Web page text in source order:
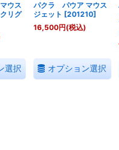
ウス
リグ
選択
パクラ パウア マウス
ジェット [201210]
16,500円(税込)
オプション選択